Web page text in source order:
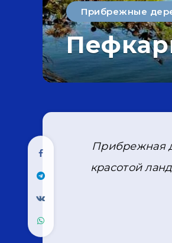
Прибрежные
Прибрежная
красотой